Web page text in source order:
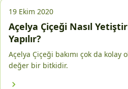
19 Ekim 2020
Açelya Çiçeği Nasıl
Yapılır?
Açelya Çiçeği bakımı çok da kolay
değer bir bitkidir.